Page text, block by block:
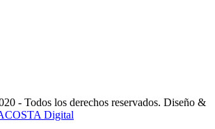
- Todos los derechos reservados. Diseño &
Digital